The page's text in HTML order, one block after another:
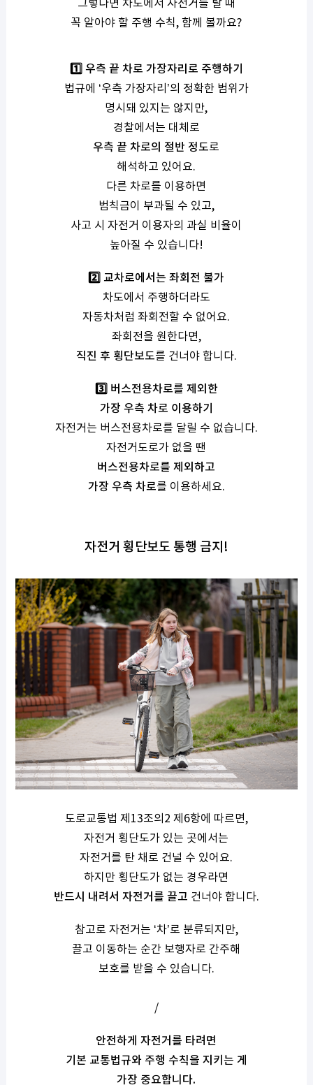
그렇다면 차도에서 자전거를 탈 때
꼭 알아야 할 주행 수칙, 함께 볼까요?
1️⃣ 우측 끝 차로 가장자리로 주행하기
법규에 ‘우측 가장자리’의 정확한 범위가
명시돼 있지는 않지만,
경찰에서는 대체로
우측 끝 차로의 절반 정도로
해석하고 있어요.
다른 차로를 이용하면
범칙금이 부과될 수 있고,
사고 시 자전거 이용자의 과실 비율이
높아질 수 있습니다!
2️⃣ 교차로에서는 좌회전 불가
차도에서 주행하더라도
자동차처럼 좌회전할 수 없어요.
좌회전을 원한다면,
직진 후 횡단보도를 건너야 합니다.
3️⃣ 버스전용차로를 제외한
가장 우측 차로 이용하기
자전거는 버스전용차로를 달릴 수 없습니다.
자전거도로가 없을 땐
버스전용차로를 제외하고
가장 우측 차로를 이용하세요.
자전거 횡단보도 통행 금지!
도로교통법 제13조의2 제6항에 따르면,
자전거 횡단도가 있는 곳에서는
자전거를 탄 채로 건널 수 있어요.
하지만 횡단도가 없는 경우라면
반드시 내려서 자전거를 끌고 건너야 합니다.
참고로 자전거는 ‘차’로 분류되지만,
끌고 이동하는 순간 보행자로 간주해
보호를 받을 수 있습니다.
/
안전하게 자전거를 타려면
기본 교통법규와 주행 수칙을 지키는 게
가장 중요합니다.